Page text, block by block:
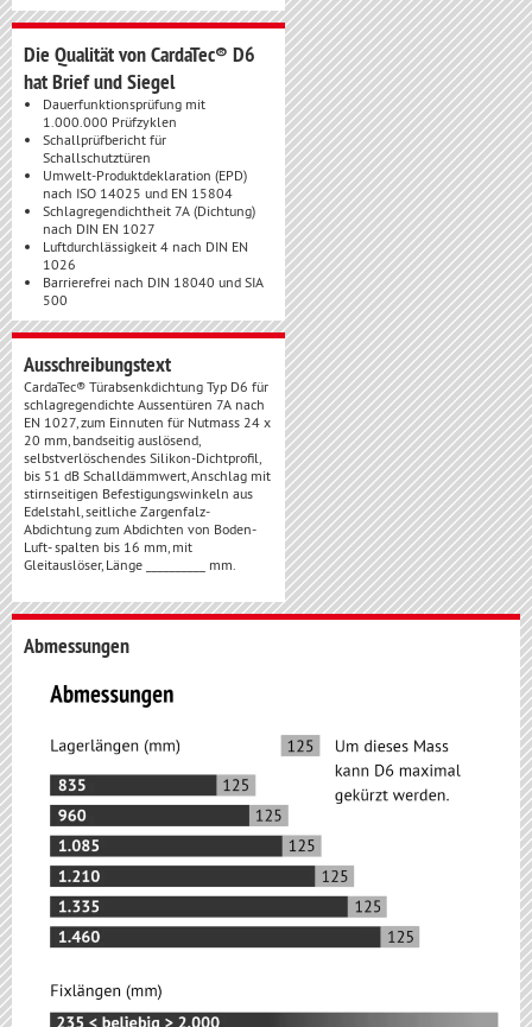
Die Qualität von CardaTec® D6
hat Brief und Siegel
Dauerfunktionsprüfung mit
1.000.000 Prüfzyklen
Schallprüfbericht für
Schallschutztüren
Umwelt-Produktdeklaration (EPD)
nach ISO 14025 und EN 15804
Schlagregendichtheit 7A (Dichtung)
nach DIN EN 1027
Luftdurchlässigkeit 4 nach DIN EN
1026
Barrierefrei nach DIN 18040 und SIA
500
Ausschreibungstext
CardaTec® Türabsenkdichtung Typ D6 für
schlagregendichte Aussentüren 7A nach
EN 1027, zum Einnuten für Nutmass 24 x
20 mm, bandseitig auslösend,
selbstverlöschendes Silikon-Dichtprofil,
bis 51 dB Schalldämmwert, Anschlag mit
stirnseitigen Befestigungswinkeln aus
Edelstahl, seitliche Zargenfalz-
Abdichtung zum Abdichten von Boden-
Luft- spalten bis 16 mm, mit
Gleitauslöser, Länge __________ mm.
Abmessungen